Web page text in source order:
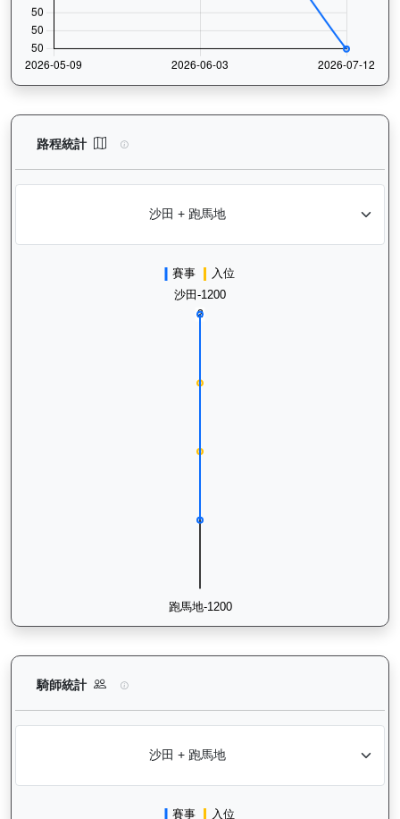
路程統計 烈進駒（L278）— 路程統計分析：查看香港賽
騎師統計 烈進駒（L278）— 騎師統計分析：查看各騎師